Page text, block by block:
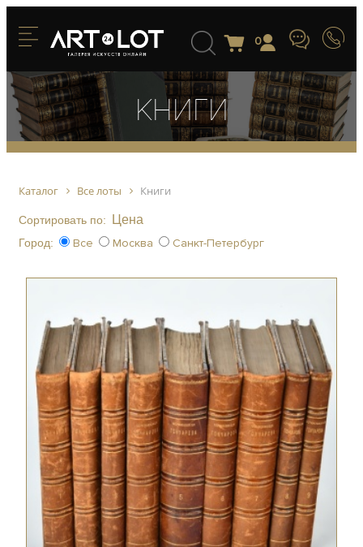
0
Книги
Каталог Все лоты Книги
Сортировать по: Цена
Город: Все Москва Санкт-Петербург